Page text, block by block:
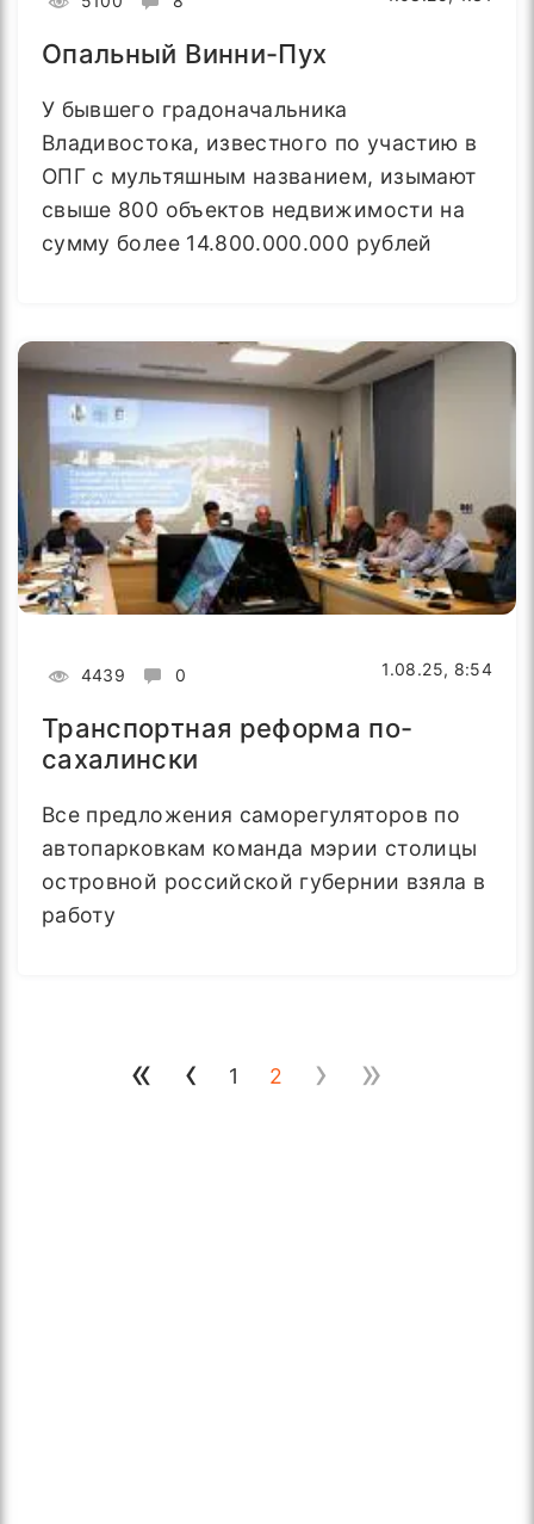
Опальный Винни-Пух
У бывшего градоначальника
Владивостока, известного по участию в
ОПГ с мультяшным названием, изымают
свыше 800 объектов недвижимости на
сумму более 14.800.000.000 рублей
4439 0 1.08.25, 8:54
Транспортная реформа по-
сахалински
Все предложения саморегуляторов по
автопарковкам команда мэрии столицы
островной российской губернии взяла в
работу
« ‹ 1 2 › »